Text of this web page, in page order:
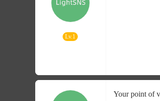
Lv.1
Your point of